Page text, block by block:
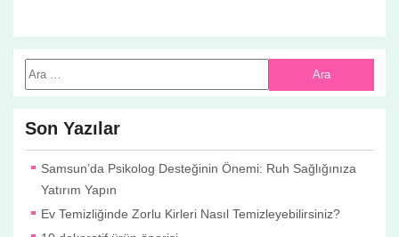
Son Yazılar
Samsun’da Psikolog Desteğinin Önemi: Ruh Sağlığınıza
Yatırım Yapın
Ev Temizliğinde Zorlu Kirleri Nasıl Temizleyebilirsiniz?